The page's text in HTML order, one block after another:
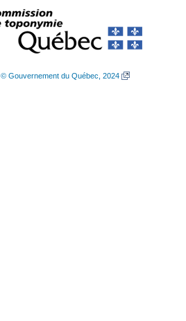
© Gouvernement du Québec, 2024